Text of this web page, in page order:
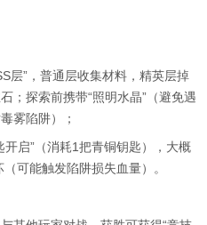
层”，普通层收集材料，精英层掉
；探索前携带“照明水晶”（避免遇
雾陷阱）；
开启”（消耗1把青铜钥匙），大概
可能触发陷阱损失血量）。